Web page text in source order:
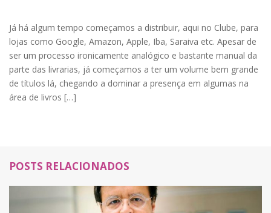
Já há algum tempo começamos a distribuir, aqui no Clube, para
lojas como Google, Amazon, Apple, Iba, Saraiva etc. Apesar de
ser um processo ironicamente analógico e bastante manual da
parte das livrarias, já começamos a ter um volume bem grande
de títulos lá, chegando a dominar a presença em algumas na
área de livros […]
POSTS RELACIONADOS